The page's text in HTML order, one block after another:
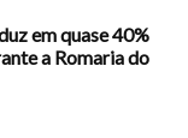
em quase 40%
a Romaria do